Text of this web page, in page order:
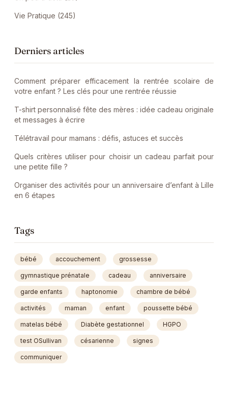
Vie Pratique (245)
Derniers articles
Comment préparer efficacement la rentrée scolaire de
votre enfant ? Les clés pour une rentrée réussie
T-shirt personnalisé fête des mères : idée cadeau originale
et messages à écrire
Télétravail pour mamans : défis, astuces et succès
Quels critères utiliser pour choisir un cadeau parfait pour
une petite fille ?
Organiser des activités pour un anniversaire d’enfant à Lille
en 6 étapes
Tags
bébé accouchement grossesse
gymnastique prénatale cadeau anniversaire
garde enfants haptonomie chambre de bébé
activités maman enfant poussette bébé
matelas bébé Diabète gestationnel HGPO
test OSullivan césarienne signes
communiquer